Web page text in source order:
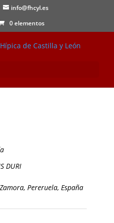
info@fhcyl.es
0 elementos
DURI
Pereruela, España